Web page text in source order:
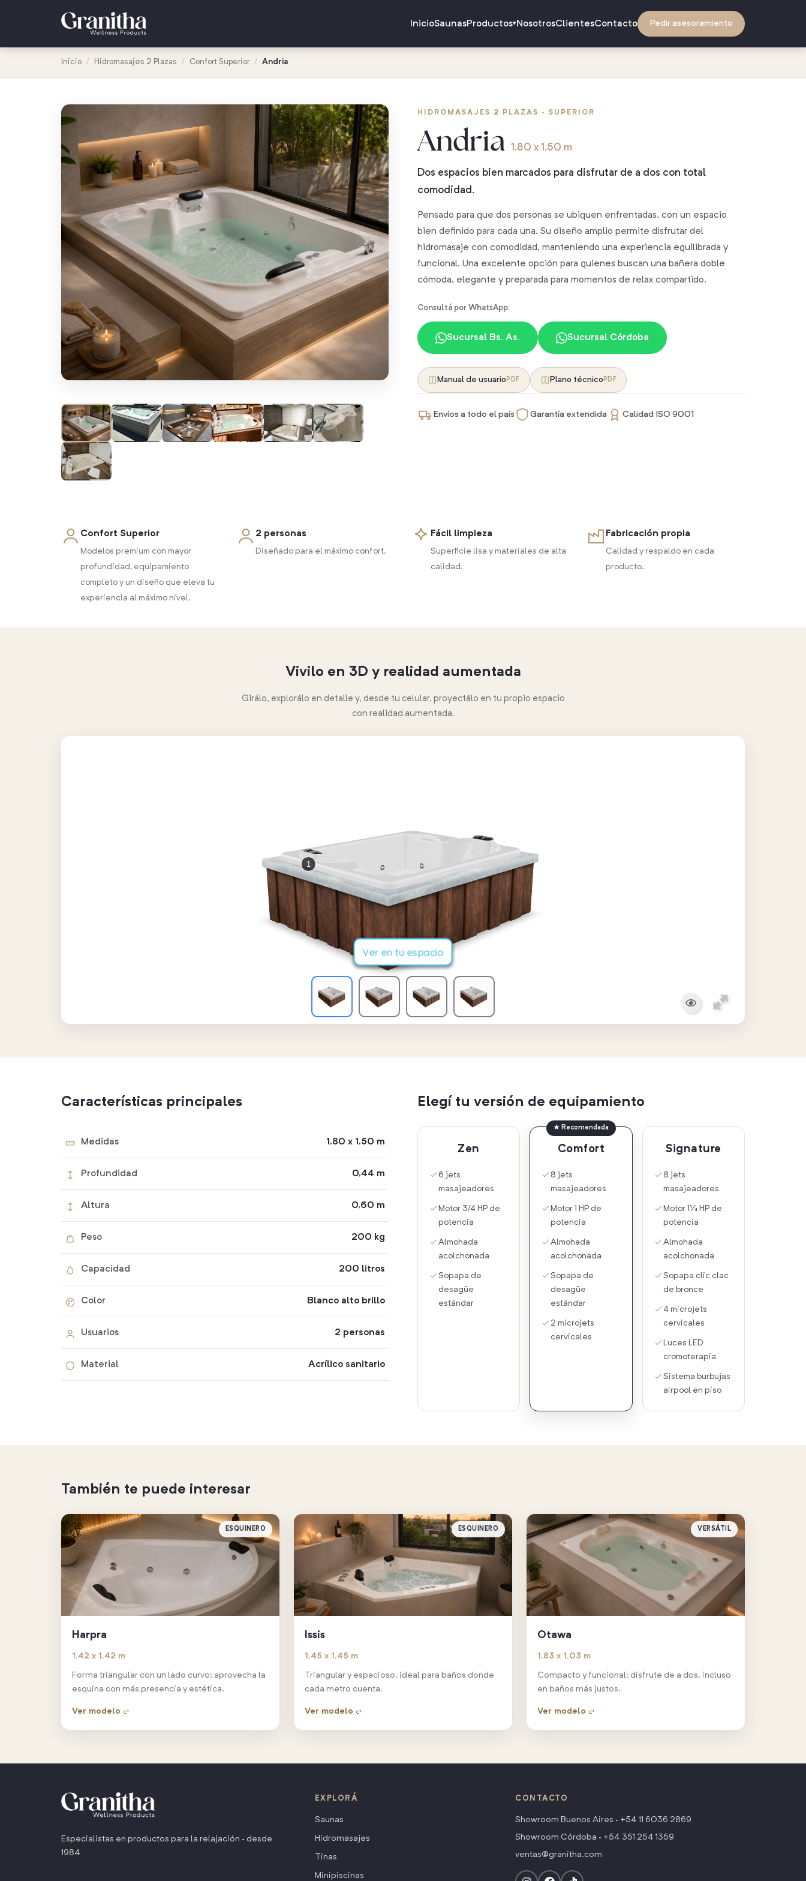
InicioSaunasProductos▾NosotrosClientesContacto Pedir asesoramiento
Inicio / Hidromasajes 2 Plazas / Confort Superior / Andria
HIDROMASAJES 2 PLAZAS · SUPERIOR
Andria 1,80 x 1,50 m
Dos espacios bien marcados para disfrutar de a dos con total
comodidad.
Pensado para que dos personas se ubiquen enfrentadas, con un espacio
bien definido para cada una. Su diseño amplio permite disfrutar del
hidromasaje con comodidad, manteniendo una experiencia equilibrada y
funcional. Una excelente opción para quienes buscan una bañera doble
cómoda, elegante y preparada para momentos de relax compartido.
Consultá por WhatsApp:
Sucursal Bs. As. Sucursal Córdoba
Manual de usuario PDF Plano técnico PDF
Envíos a todo el país Garantía extendida Calidad ISO 9001
Confort Superior
Modelos premium con mayor
profundidad, equipamiento
completo y un diseño que eleva tu
experiencia al máximo nivel.
2 personas
Diseñado para el máximo confort.
Fácil limpieza
Superficie lisa y materiales de alta
calidad.
Fabricación propia
Calidad y respaldo en cada
producto.
Vivilo en 3D y realidad aumentada
Girálo, explorálo en detalle y, desde tu celular, proyectálo en tu propio espacio
con realidad aumentada.
Características principales
Medidas 1,80 x 1,50 m
Profundidad 0,44 m
Altura 0,60 m
Peso 200 kg
Capacidad 200 litros
Color Blanco alto brillo
Usuarios 2 personas
Material Acrílico sanitario
Elegí tu versión de equipamiento
Zen
6 jets
masajeadores
Motor 3/4 HP de
potencia
Almohada
acolchonada
Sopapa de
desagüe
estándar
★ Recomendada
Comfort
8 jets
masajeadores
Motor 1 HP de
potencia
Almohada
acolchonada
Sopapa de
desagüe
estándar
2 microjets
cervicales
Signature
8 jets
masajeadores
Motor 1¼ HP de
potencia
Almohada
acolchonada
Sopapa clic clac
de bronce
4 microjets
cervicales
Luces LED
cromoterapia
Sistema burbujas
airpool en piso
También te puede interesar
ESQUINERO
Harpra
1,42 x 1,42 m
Forma triangular con un lado curvo: aprovecha la
esquina con más presencia y estética.
Ver modelo →
ESQUINERO
Issis
1,45 x 1,45 m
Triangular y espacioso, ideal para baños donde
cada metro cuenta.
Ver modelo →
VERSÁTIL
Otawa
1,83 x 1,03 m
Compacto y funcional: disfrute de a dos, incluso
en baños más justos.
Ver modelo →
Especialistas en productos para la relajación · desde
1984
EXPLORÁ
Saunas
Hidromasajes
Tinas
Minipiscinas
CONTACTO
Showroom Buenos Aires · +54 11 6036 2869
Showroom Córdoba · +54 351 254 1359
ventas@granitha.com